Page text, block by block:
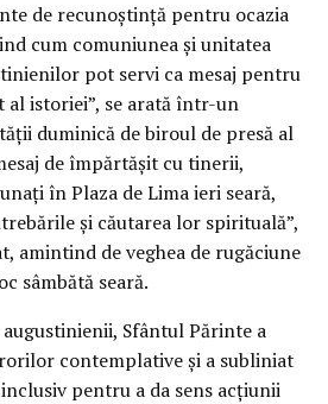
de recunoștință pentru ocazia
cum comuniunea și unitatea
pot servi ca mesaj pentru
al istoriei”, se arată într-un
duminică de biroul de presă al
de împărtășit cu tinerii,
în Plaza de Lima ieri seară,
și căutarea lor spirituală”,
amintind de veghea de rugăciune
sâmbătă seară.
Sfântul Părinte a
contemplative și a subliniat
pentru a da sens acțiunii